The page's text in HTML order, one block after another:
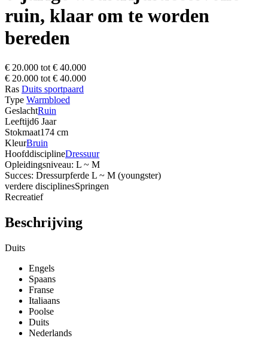
ruin, klaar om te worden
bereden
€ 20.000 tot € 40.000
€ 20.000 tot € 40.000
Ras Duits sportpaard
Type Warmbloed
GeslachtRuin
Leeftijd6 Jaar
Stokmaat174 cm
KleurBruin
HoofddisciplineDressuur
Opleidingsniveau: L ~ M
Succes: Dressurpferde L ~ M (youngster)
verdere disciplinesSpringen
Recreatief
Beschrijving
Duits
Engels
Spaans
Franse
Italiaans
Poolse
Duits
Nederlands